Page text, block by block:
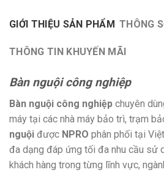
GIỚI THIỆU SẢN PHẨM THÔNG
THÔNG TIN KHUYẾN MÃI
Bàn nguội công nghiệp
Bàn nguội công nghiệp chuyên
máy tại các nhà máy bảo trì, trạm
nguội được NPRO phân phối tại
đa dạng đáp ứng tối đa nhu cầu sử
khách hàng trong từng lĩnh vực,